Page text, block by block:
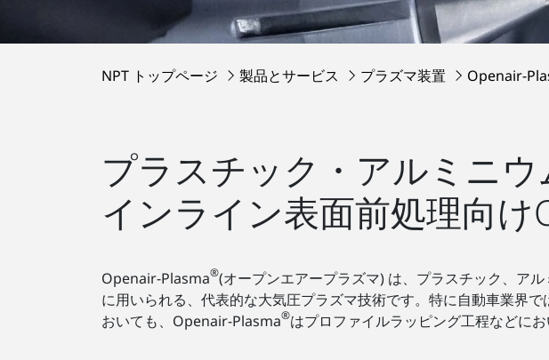
NPT トップページ 製品とサービス プラズマ装置 Openair-
プラスチック・アルミニ
インライン表面前処理向け
Openair-Plasma®(オープンエアープラズマ) は、プラスチック、ア
に用いられる、代表的な大気圧プラズマ技術です。特に自動車業界
おいても、Openair-Plasma®はプロファイルラッピング工程などに